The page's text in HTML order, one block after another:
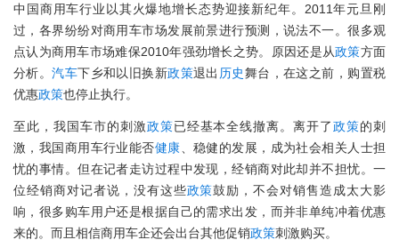
中国商用车行业以其火爆地增长态势迎接新纪年。2011年元旦刚
过，各界纷纷对商用车市场发展前景进行预测，说法不一。很多观
点认为商用车市场难保2010年强劲增长之势。原因还是从政策方面
分析。汽车下乡和以旧换新政策退出 历史舞台，在这之前，购置税
优惠政策也停止执行。
至此，我国车市的刺激政策已经基本全线撤离。离开了政策的刺
激，我国商用车行业能否健康 、稳健的发展，成为社会相关人士担
忧的事情。但在记者走访过程中发现，经销商对此却并不担忧。一
位经销商对记者说，没有这些政策鼓励，不会对销售造成太大影
响，很多购车用户还是根据自己的需求出发，而并非单纯冲着优惠
来的。而且相信商用车企还会出台其他促销政策刺激购买。